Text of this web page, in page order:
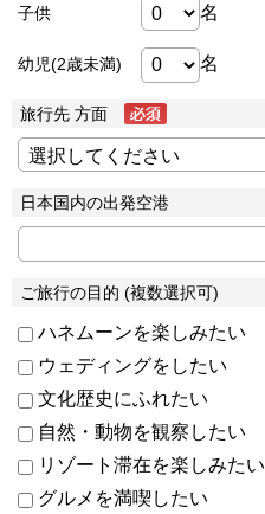
子供 名
幼児(2歳未満) 名
旅行先 方面
日本国内の出発空港
ご旅行の目的 (複数選択可)
ハネムーンを楽しみたい
ウェディングをしたい
文化歴史にふれたい
自然・動物を観察したい
リゾート滞在を楽しみたい
グルメを満喫したい